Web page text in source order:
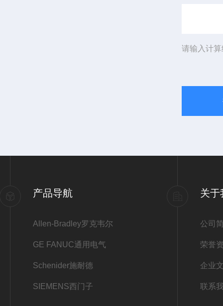
请输入计
产品导航
Allen-Bradley罗克韦尔
GE FANUC通用电气
Schenider施耐德
SIEMENS西门子
关于
公司
荣誉
企业
联系